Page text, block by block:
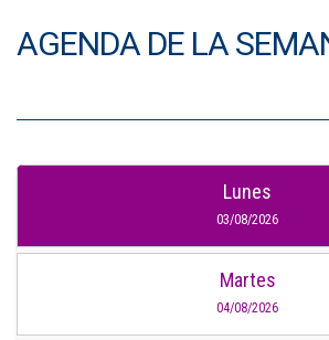
AGENDA DE LA
Lunes
03/08/2026
Martes
04/08/2026